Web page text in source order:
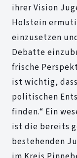
ihrer Vision
Holstein
einzusetzen
Debatte
frische
ist wichtig,
politischen
finden.“ Ein
ist die bereits
bestehenden